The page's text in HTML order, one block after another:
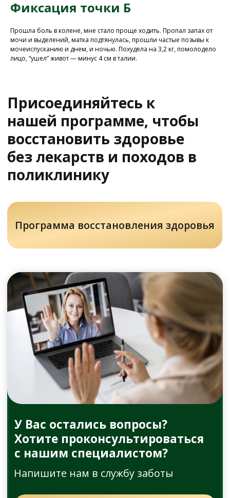
Фиксация точки Б
Прошла боль в колене, мне стало проще ходить. Пропал запах от
мочи и выделений, матка подтянулась, прошли частые позывы к
мочеиспусканию и днем, и ночью. Похудела на 3,2 кг, помолодело
лицо, “ушел” живот — минус 4 см в талии.
У Вас остались вопросы?
Хотите проконсультироваться
Задать вопрос